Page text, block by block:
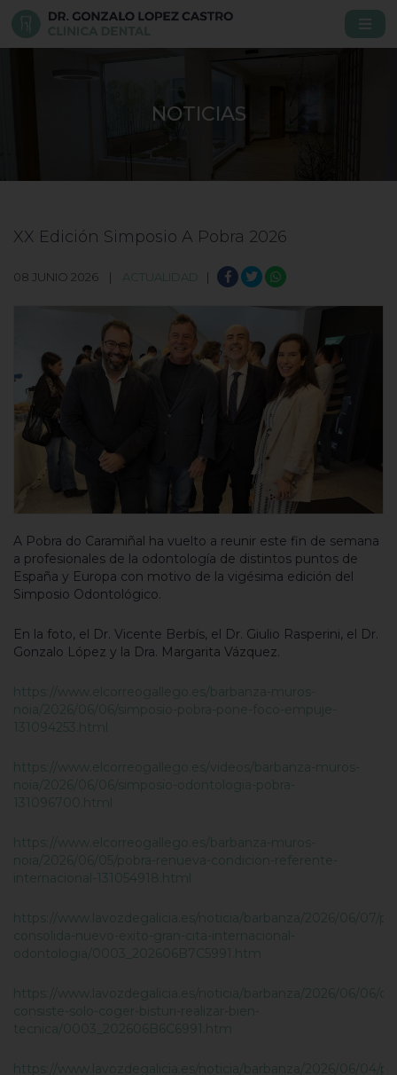
NOTICIAS
XX Edición Simposio A Pobra 2026
08 JUNIO 2026 | ACTUALIDAD |
A Pobra do Caramiñal ha vuelto a reunir este fin de semana
a profesionales de la odontología de distintos puntos de
España y Europa con motivo de la vigésima edición del
Simposio Odontológico.
En la foto, el Dr. Vicente Berbís, el Dr. Giulio Rasperini, el Dr.
Gonzalo López y la Dra. Margarita Vázquez.
https://www.elcorreogallego.es/barbanza-muros-
noia/2026/06/06/simposio-pobra-pone-foco-empuje-
131094253.html
https://www.elcorreogallego.es/videos/barbanza-muros-
noia/2026/06/06/simposio-odontologia-pobra-
131096700.html
https://www.elcorreogallego.es/barbanza-muros-
noia/2026/06/05/pobra-renueva-condicion-referente-
internacional-131054918.html
https://www.lavozdegalicia.es/noticia/barbanza/2026/06/07/
consolida-nuevo-exito-gran-cita-internacional-
odontologia/0003_202606B7C5991.htm
https://www.lavozdegalicia.es/noticia/barbanza/2026/06/06/
consiste-solo-coger-bisturi-realizar-bien-
tecnica/0003_202606B6C6991.htm
https://www.lavozdegalicia.es/noticia/barbanza/2026/06/04/